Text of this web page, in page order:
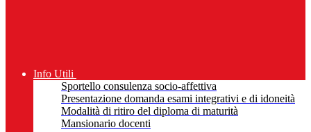
Info Utili
Sportello consulenza socio-affettiva
Presentazione domanda esami integrativi e di idoneità
Modalità di ritiro del diploma di maturità
Mansionario docenti